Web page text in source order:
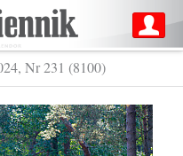
Nr 231 (8100)